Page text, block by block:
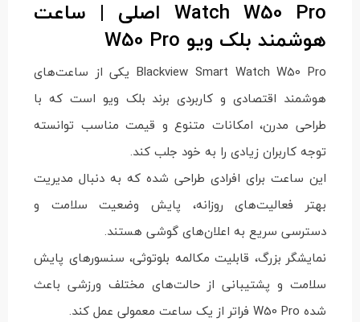
Watch W50 Pro اصلی | ساعت
هوشمند بلک ویو W50 Pro
Blackview Smart Watch W50 Pro یکی از ساعت‌های
هوشمند اقتصادی و کاربردی برند بلک ویو است که با
طراحی مدرن، امکانات متنوع و قیمت مناسب توانسته
توجه کاربران زیادی را به خود جلب کند.
این ساعت برای افرادی طراحی شده که به دنبال مدیریت
بهتر فعالیت‌های روزانه، پایش وضعیت سلامت و
دسترسی سریع به اعلان‌های گوشی هستند.
نمایشگر بزرگ، قابلیت مکالمه بلوتوثی، سنسورهای پایش
سلامت و پشتیبانی از حالت‌های مختلف ورزشی باعث
شده W50 Pro فراتر از یک ساعت معمولی عمل کند.